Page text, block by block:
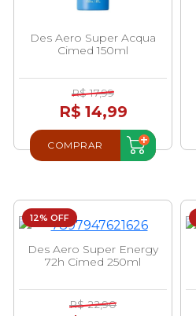
Des Aero Super Acqua
Cimed 150ml
R$ 17,99
R$ 14,99
COMPRAR
12% OFF
Des Aero Super Energy
72h Cimed 250ml
R$ 22,90